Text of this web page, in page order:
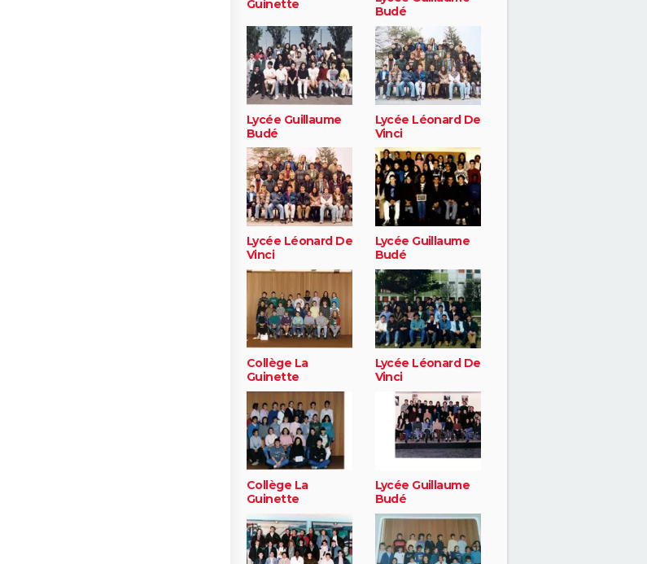
Guinette
Budé
Lycée Guillaume
Budé
Lycée Léonard De
Vinci
Lycée Léonard De
Vinci
Lycée Guillaume
Budé
Collège La
Guinette
Lycée Léonard De
Vinci
Collège La
Guinette
Lycée Guillaume
Budé